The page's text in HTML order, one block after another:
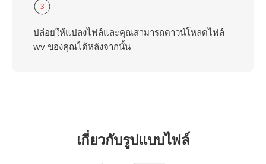
3
ปล่อยให้แปลงไฟล์และคุณสามารถดาวน์โหลดไฟล์
wv ของคุณได้หลังจากนั้น
เกี่ยวกับรูปแบบไฟล์